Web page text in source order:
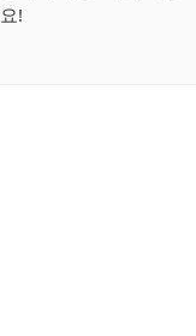
요!